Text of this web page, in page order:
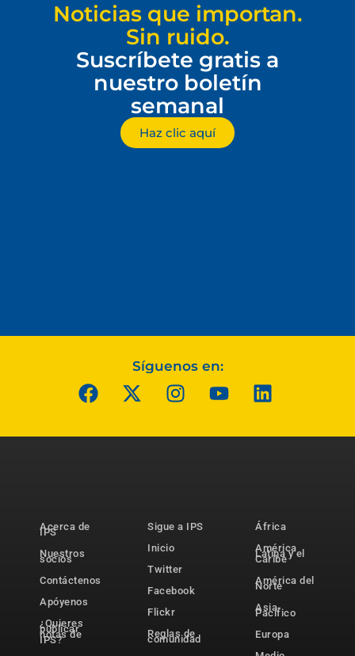
Noticias que importan.
Sin ruido.
Suscríbete gratis a
nuestro boletín
semanal
Haz clic aquí
Síguenos en:
Acerca de
IPS
Nuestros
socios
Contáctenos
Apóyenos
¿Quieres
publicar
notas de
IPS?
Sigue a IPS
Inicio
Twitter
Facebook
Flickr
Reglas de
comunidad
África
América
Latina y el
Caribe
América del
Norte
Asia-
Pacífico
Europa